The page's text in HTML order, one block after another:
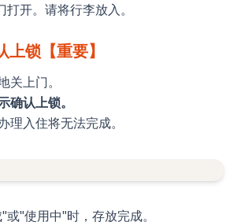
开。请将行李放入。
锁【重要】
关上门。
确认上锁。
理入住将无法完成。
"使用中"时，存放完成。